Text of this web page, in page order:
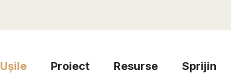
Ușile Proiect Resurse Sprijin